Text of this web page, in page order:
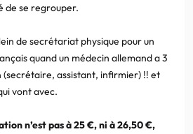
de se regrouper.
de secrétariat physique pour un
quand un médecin allemand a 3
(secrétaire, assistant, infirmier) !! et
vont avec.
n’est pas à 25 €, ni à 26,50 €,